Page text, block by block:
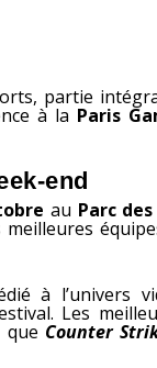
partie
à la Paris
end
au Parc
à l’univers
Les
que Counter